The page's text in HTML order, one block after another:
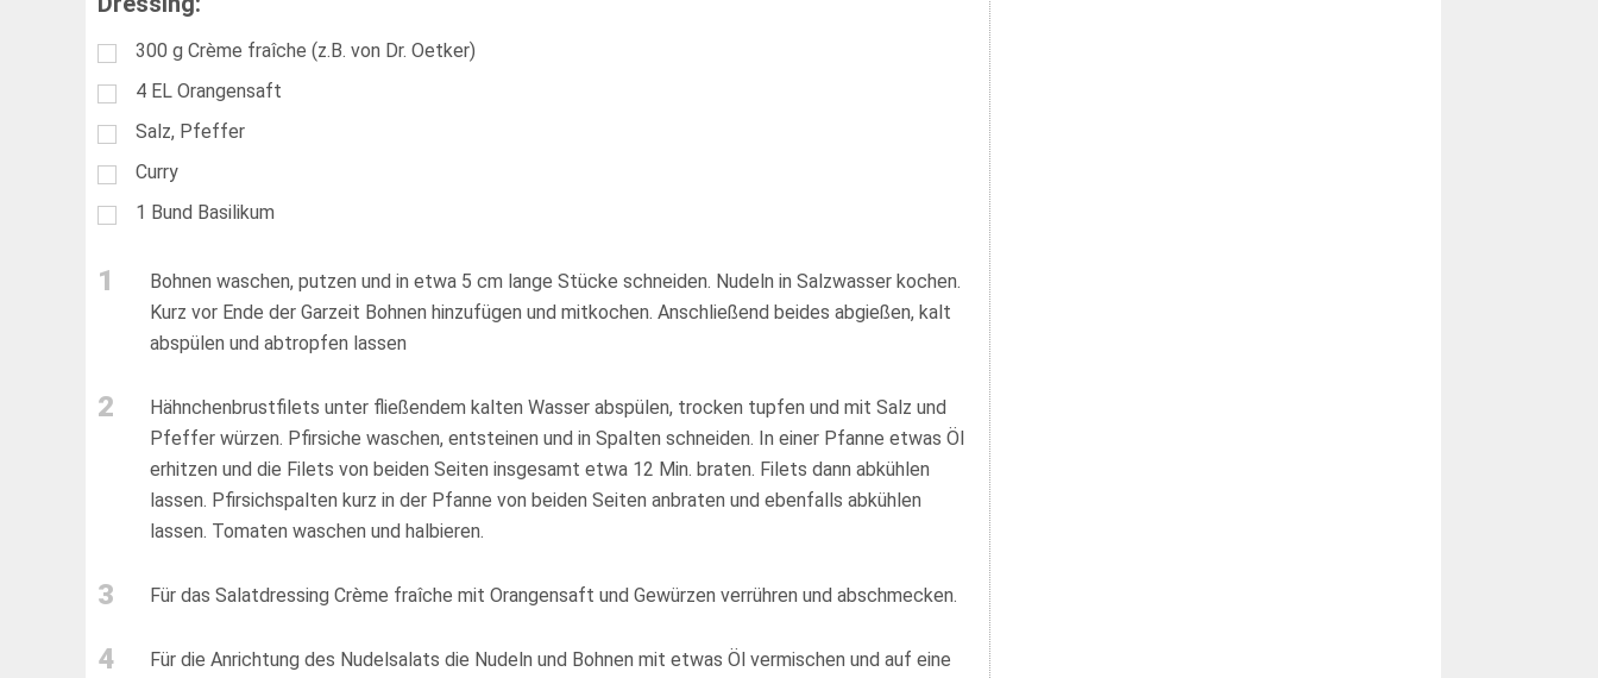
300 g Crème fraîche (z.B. von Dr. Oetker)
4 EL Orangensaft
Salz, Pfeffer
Curry
1 Bund Basilikum
1
Bohnen waschen, putzen und in etwa 5 cm lange Stücke schneiden. Nudeln in Salzwasser kochen.
Kurz vor Ende der Garzeit Bohnen hinzufügen und mitkochen. Anschließend beides abgießen, kalt
abspülen und abtropfen lassen
2
Hähnchenbrustfilets unter fließendem kalten Wasser abspülen, trocken tupfen und mit Salz und
Pfeffer würzen. Pfirsiche waschen, entsteinen und in Spalten schneiden. In einer Pfanne etwas Öl
erhitzen und die Filets von beiden Seiten insgesamt etwa 12 Min. braten. Filets dann abkühlen
lassen. Pfirsichspalten kurz in der Pfanne von beiden Seiten anbraten und ebenfalls abkühlen
lassen. Tomaten waschen und halbieren.
3 Für das Salatdressing Crème fraîche mit Orangensaft und Gewürzen verrühren und abschmecken.
4
Für die Anrichtung des Nudelsalats die Nudeln und Bohnen mit etwas Öl vermischen und auf eine